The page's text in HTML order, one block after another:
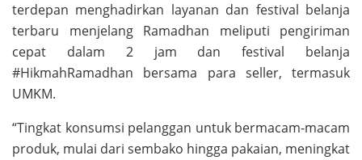
terdepan menghadirkan layanan dan festival belanja
terbaru menjelang Ramadhan meliputi pengiriman
cepat dalam 2 jam dan festival belanja
#HikmahRamadhan bersama para seller, termasuk
UMKM.
“Tingkat konsumsi pelanggan untuk bermacam-macam
produk, mulai dari sembako hingga pakaian, meningkat